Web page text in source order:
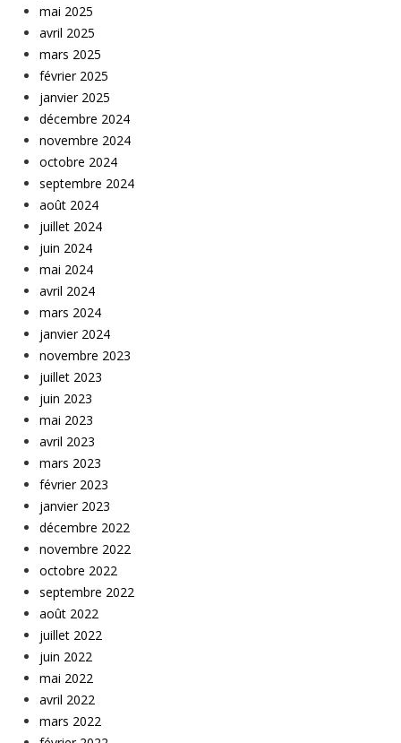
mai 2025
avril 2025
mars 2025
février 2025
janvier 2025
décembre 2024
novembre 2024
octobre 2024
septembre 2024
août 2024
juillet 2024
juin 2024
mai 2024
avril 2024
mars 2024
janvier 2024
novembre 2023
juillet 2023
juin 2023
mai 2023
avril 2023
mars 2023
février 2023
janvier 2023
décembre 2022
novembre 2022
octobre 2022
septembre 2022
août 2022
juillet 2022
juin 2022
mai 2022
avril 2022
mars 2022